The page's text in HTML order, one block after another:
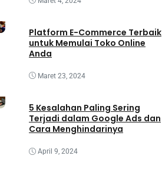
Platform E-Commerce Terbaik
untuk Memulai Toko Online
Anda
Maret 23, 2024
5 Kesalahan Paling Sering
Terjadi dalam Google Ads dan
Cara Menghindarinya
April 9, 2024